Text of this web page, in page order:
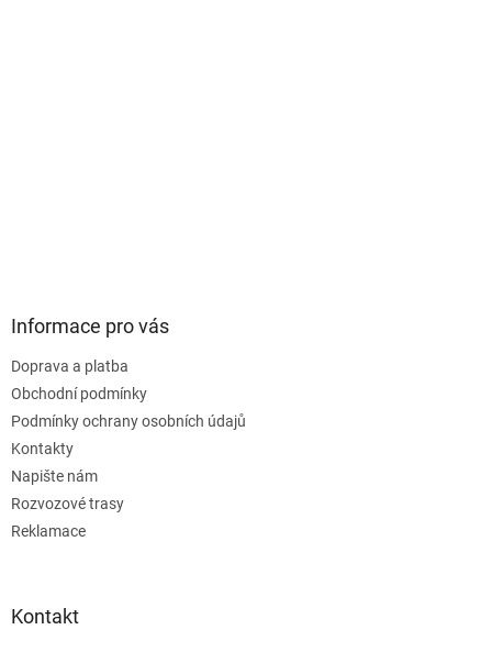
Informace pro vás
Doprava a platba
Obchodní podmínky
Podmínky ochrany osobních údajů
Kontakty
Napište nám
Rozvozové trasy
Reklamace
Kontakt